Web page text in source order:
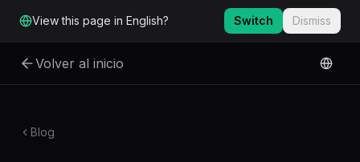
View this page in English? Switch Dismiss
Volver al inicio
Blog